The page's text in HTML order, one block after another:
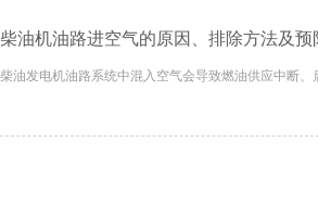
柴油机油路进空气的原因、排除方法及预
柴油发电机油路系统中混入空气会导致燃油供应中断